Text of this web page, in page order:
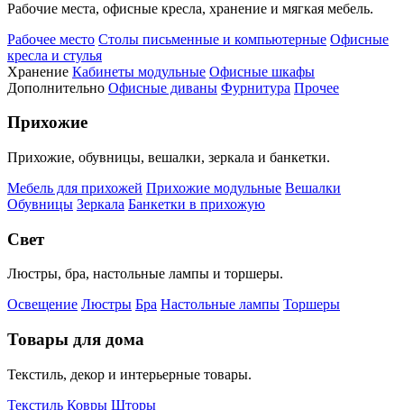
Рабочие места, офисные кресла, хранение и мягкая мебель.
Рабочее место Столы письменные и компьютерные Офисные
кресла и стулья
Хранение Кабинеты модульные Офисные шкафы
Дополнительно Офисные диваны Фурнитура Прочее
Прихожие
Прихожие, обувницы, вешалки, зеркала и банкетки.
Мебель для прихожей Прихожие модульные Вешалки
Обувницы Зеркала Банкетки в прихожую
Свет
Люстры, бра, настольные лампы и торшеры.
Освещение Люстры Бра Настольные лампы Торшеры
Товары для дома
Текстиль, декор и интерьерные товары.
Текстиль Ковры Шторы